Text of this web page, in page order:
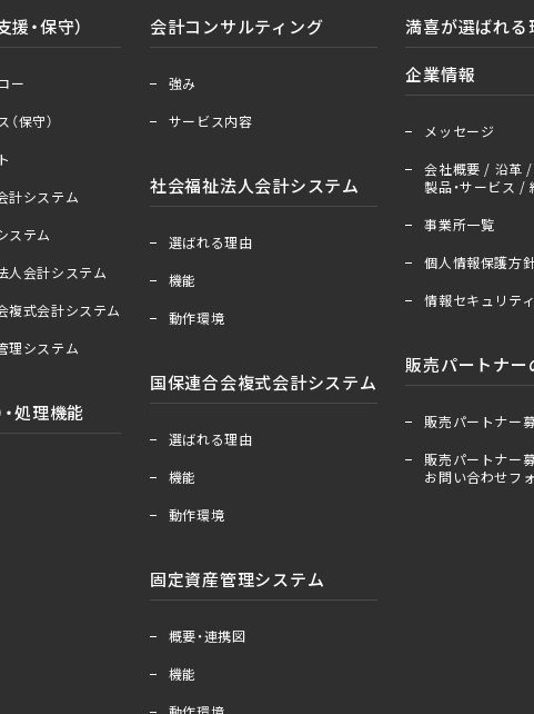
・保守）
ー
保守）
計システム
ステム
人会計システム
複式会計システム
理システム
処理機能
会計コンサルティング
強み
サービス内容
社会福祉法人会計システム
選ばれる理由
機能
動作環境
国保連合会複式会計システム
選ばれる理由
機能
動作環境
固定資産管理システム
概要・連携図
機能
満喜が選ばれる
企業情報
メッセージ
会社概要 / 沿革 /
製品・サービス /
事業所一覧
個人情報保護方
情報セキュリテ
販売パートナー
販売パートナー
販売パートナー
お問い合わせフ